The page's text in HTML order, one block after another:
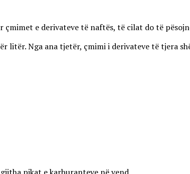
e derivateve të naftës, të cilat do të
litër. Nga ana tjetër, çmimi i derivateve të tjera